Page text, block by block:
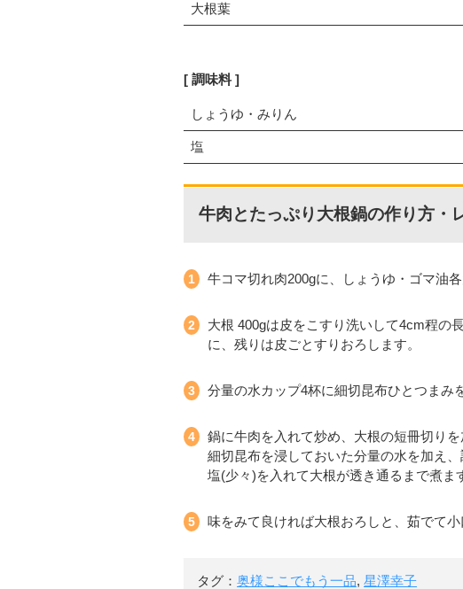
大根葉
調味料
しょうゆ・みりん
塩
牛肉とたっぷり大根鍋の作り方・
牛コマ切れ肉200gに、しょうゆ・ゴマ油
大根 400gは皮をこすり洗いして4cm程の
に、残りは皮ごとすりおろします。
分量の水カップ4杯に細切昆布ひとつまみ
鍋に牛肉を入れて炒め、大根の短冊切りを
細切昆布を浸しておいた分量の水を加え
塩(少々)を入れて大根が透き通るまで煮ま
味をみて良ければ大根おろしと、茹でて
タグ： 奥様ここでもう一品, 星澤幸子